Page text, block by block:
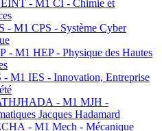
- M1 CI - Chimie et
- M1 CPS - Système Cyber
- M1 HEP - Physique des Hautes
- M1 IES - Innovation, Entreprise
- M1 MJH -
Jacques Hadamard
- M1 Mech - Mécanique